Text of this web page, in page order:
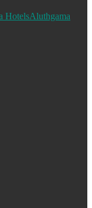
HotelsAluthgama